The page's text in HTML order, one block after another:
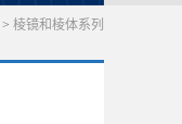
> 棱镜和棱体系列